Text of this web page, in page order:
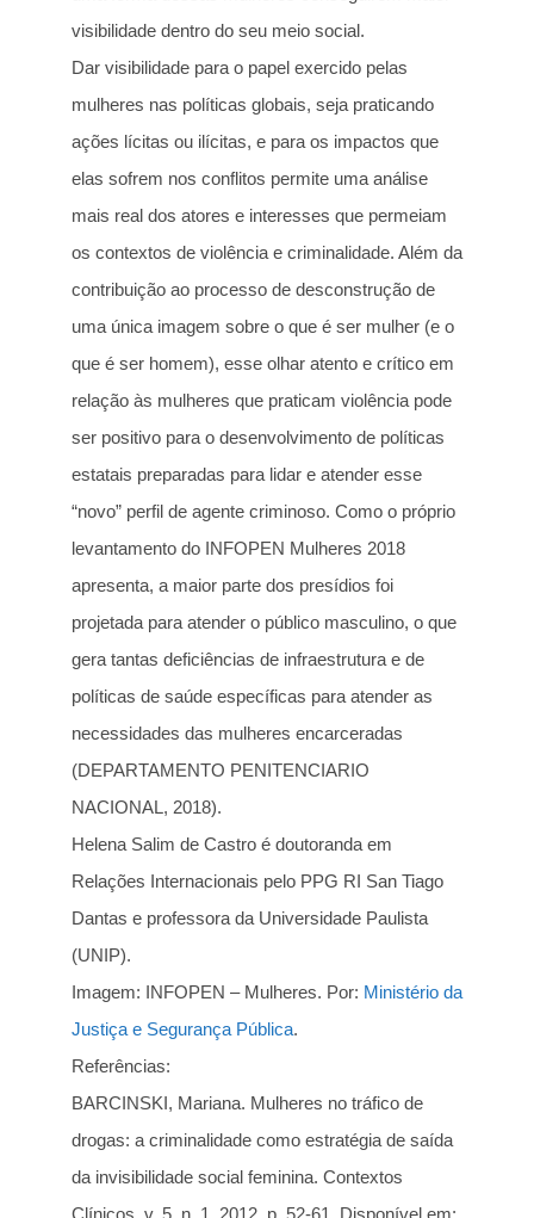
visibilidade dentro do seu meio social.
Dar visibilidade para o papel exercido pelas
mulheres nas políticas globais, seja praticando
ações lícitas ou ilícitas, e para os impactos que
elas sofrem nos conflitos permite uma análise
mais real dos atores e interesses que permeiam
os contextos de violência e criminalidade. Além da
contribuição ao processo de desconstrução de
uma única imagem sobre o que é ser mulher (e o
que é ser homem), esse olhar atento e crítico em
relação às mulheres que praticam violência pode
ser positivo para o desenvolvimento de políticas
estatais preparadas para lidar e atender esse
“novo” perfil de agente criminoso. Como o próprio
levantamento do INFOPEN Mulheres 2018
apresenta, a maior parte dos presídios foi
projetada para atender o público masculino, o que
gera tantas deficiências de infraestrutura e de
políticas de saúde específicas para atender as
necessidades das mulheres encarceradas
(DEPARTAMENTO PENITENCIARIO
NACIONAL, 2018).
Helena Salim de Castro é doutoranda em
Relações Internacionais pelo PPG RI San Tiago
Dantas e professora da Universidade Paulista
(UNIP).
Imagem: INFOPEN – Mulheres. Por: Ministério da
Justiça e Segurança Pública.
Referências:
BARCINSKI, Mariana. Mulheres no tráfico de
drogas: a criminalidade como estratégia de saída
da invisibilidade social feminina. Contextos
Clínicos, v. 5, n. 1, 2012, p. 52-61. Disponível em: